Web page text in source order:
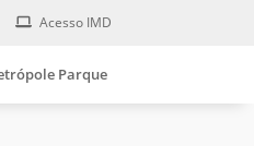
Acesso IMD
Parque